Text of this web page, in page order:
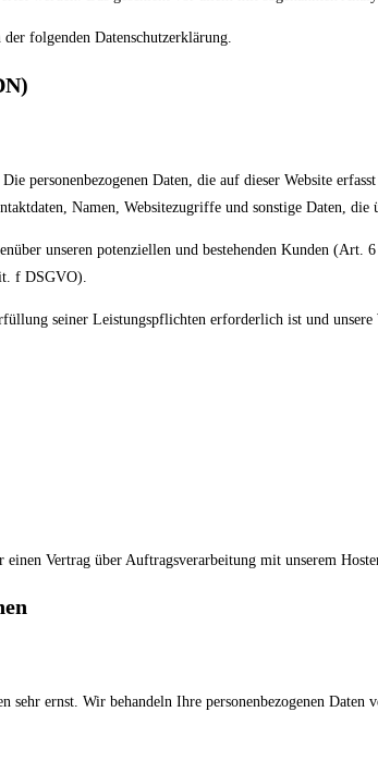
folgenden Datenschutzerklärung.
personenbezogenen Daten, die auf dieser Website
Namen, Websitezugriffe und sonstige Daten, die
unseren potenziellen und bestehenden Kunden
f DSGVO).
seiner Leistungspflichten erforderlich ist und unsere
Vertrag über Auftragsverarbeitung mit unserem Hoster
ernst. Wir behandeln Ihre personenbezogenen